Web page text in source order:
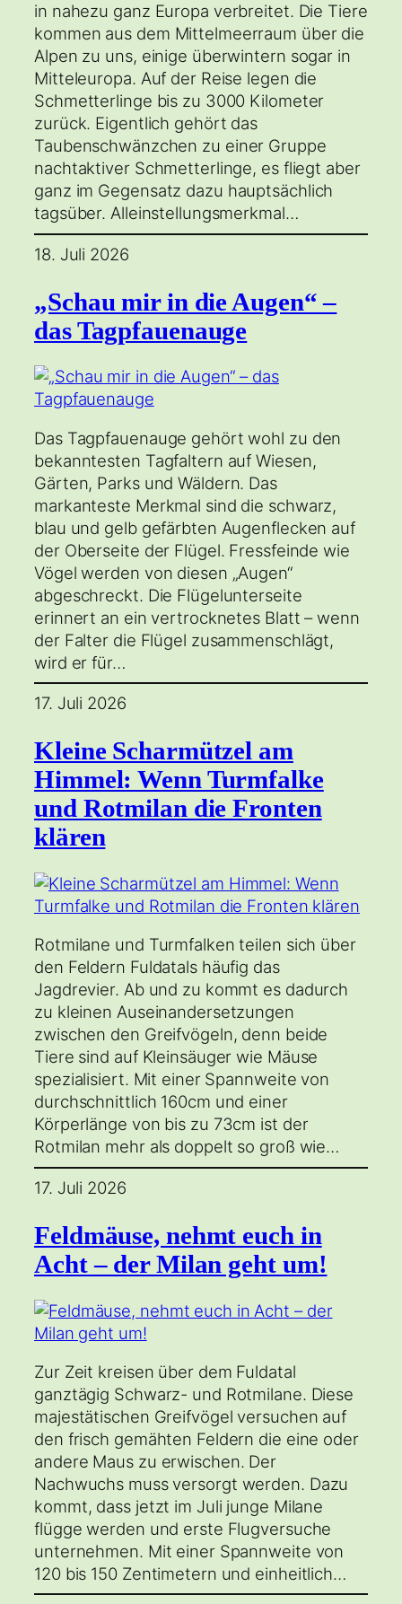
in nahezu ganz Europa verbreitet. Die Tiere
kommen aus dem Mittelmeerraum über die
Alpen zu uns, einige überwintern sogar in
Mitteleuropa. Auf der Reise legen die
Schmetterlinge bis zu 3000 Kilometer
zurück. Eigentlich gehört das
Taubenschwänzchen zu einer Gruppe
nachtaktiver Schmetterlinge, es fliegt aber
ganz im Gegensatz dazu hauptsächlich
tagsüber. Alleinstellungsmerkmal…
18. Juli 2026
„Schau mir in die Augen“ –
das Tagpfauenauge
Das Tagpfauenauge gehört wohl zu den
bekanntesten Tagfaltern auf Wiesen,
Gärten, Parks und Wäldern. Das
markanteste Merkmal sind die schwarz,
blau und gelb gefärbten Augenflecken auf
der Oberseite der Flügel. Fressfeinde wie
Vögel werden von diesen „Augen“
abgeschreckt. Die Flügelunterseite
erinnert an ein vertrocknetes Blatt – wenn
der Falter die Flügel zusammenschlägt,
wird er für…
17. Juli 2026
Kleine Scharmützel am
Himmel: Wenn Turmfalke
und Rotmilan die Fronten
klären
Rotmilane und Turmfalken teilen sich über
den Feldern Fuldatals häufig das
Jagdrevier. Ab und zu kommt es dadurch
zu kleinen Auseinandersetzungen
zwischen den Greifvögeln, denn beide
Tiere sind auf Kleinsäuger wie Mäuse
spezialisiert. Mit einer Spannweite von
durchschnittlich 160cm und einer
Körperlänge von bis zu 73cm ist der
Rotmilan mehr als doppelt so groß wie…
17. Juli 2026
Feldmäuse, nehmt euch in
Acht – der Milan geht um!
Zur Zeit kreisen über dem Fuldatal
ganztägig Schwarz- und Rotmilane. Diese
majestätischen Greifvögel versuchen auf
den frisch gemähten Feldern die eine oder
andere Maus zu erwischen. Der
Nachwuchs muss versorgt werden. Dazu
kommt, dass jetzt im Juli junge Milane
flügge werden und erste Flugversuche
unternehmen. Mit einer Spannweite von
120 bis 150 Zentimetern und einheitlich…